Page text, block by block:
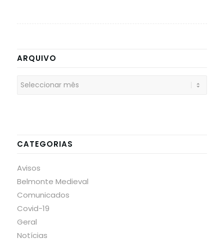
ARQUIVO
CATEGORIAS
Avisos
Belmonte Medieval
Comunicados
Covid-19
Geral
Notícias